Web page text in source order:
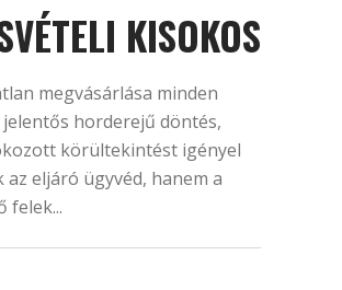
KISOKOS
megvásárlása minden
horderejű döntés,
körültekintést igényel
az eljáró ügyvéd, hanem a
felek...